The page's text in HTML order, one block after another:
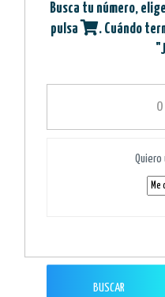
Busca tu número,
pulsa
. Cuándo
Quiero
BUSCAR